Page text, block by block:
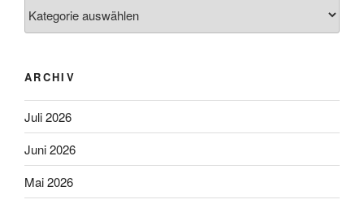
ARCHIV
Juli 2026
Juni 2026
Mai 2026